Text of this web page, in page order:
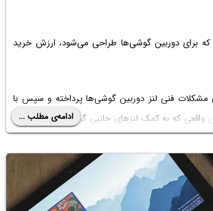
که برای دوربین گوشی‌ها طراحی می‌شود، ارزش خرید
مشکلات فنی لنز دوربین گوشی‌ها پرداخته و سپس با
که به کمک لنزهای جانبی گرفته شده، به پاسخ
آی‌تی همراه شوید.
ادامه‌ی مطلب ...